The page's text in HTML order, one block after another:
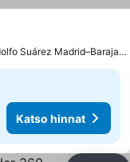
1.9 km kohteesta Adolfo Suárez Madrid–Barajas Airport
Katso hinnat